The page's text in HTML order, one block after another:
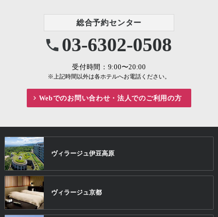
総合予約センター
03-6302-0508
受付時間：9:00〜20:00
※上記時間以外は各ホテルへお電話ください。
Webでのお問い合わせ・法人でのご利用の方
ヴィラージュ 伊豆高原
ヴィラージュ 京都